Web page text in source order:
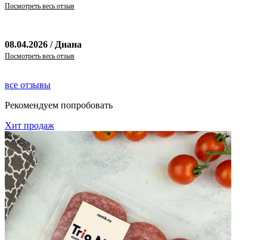
Посмотреть весь отзыв
08.04.2026 / Диана
Посмотреть весь отзыв
все отзывы
Рекомендуем попробовать
Хит продаж